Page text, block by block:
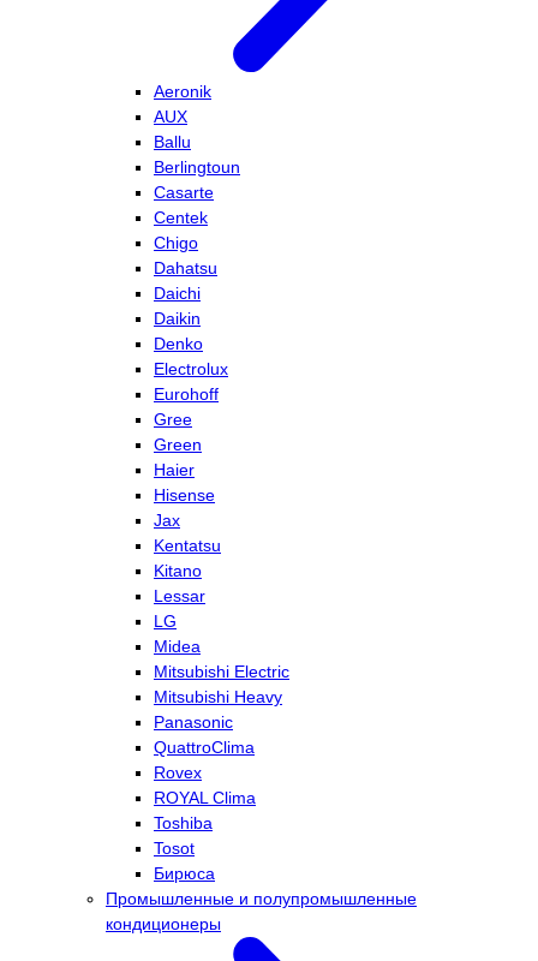
Aeronik
AUX
Ballu
Berlingtoun
Casarte
Centek
Chigo
Dahatsu
Daichi
Daikin
Denko
Electrolux
Eurohoff
Gree
Green
Haier
Hisense
Jax
Kentatsu
Kitano
Lessar
LG
Midea
Mitsubishi Electric
Mitsubishi Heavy
Panasonic
QuattroClima
Rovex
ROYAL Clima
Toshiba
Tosot
Бирюса
Промышленные и полупромышленные
кондиционеры